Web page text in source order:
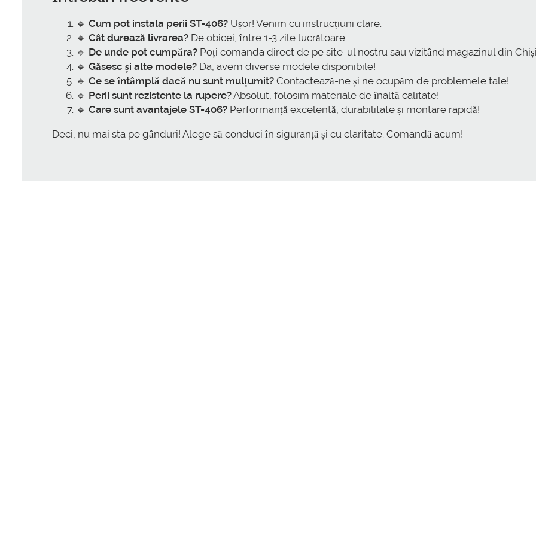
🔹 Cum pot instala perii ST-406? Ușor! Venim cu instrucțiuni clare.
🔹 Cât durează livrarea? De obicei, între 1-3 zile lucrătoare.
🔹 De unde pot cumpăra? Poți comanda direct de pe site-ul nostru sau vizitând magazinul din
🔹 Găsesc și alte modele? Da, avem diverse modele disponibile!
🔹 Ce se întâmplă dacă nu sunt mulțumit? Contactează-ne și ne ocupăm de problemele tale!
🔹 Perii sunt rezistente la rupere?Absolut, folosim materiale de înaltă calitate!
🔹 Care sunt avantajele ST-406? Performanță excelentă, durabilitate și montare rapidă!
Deci, nu mai sta pe gânduri! Alege să conduci în siguranță și cu claritate. Comandă acum!